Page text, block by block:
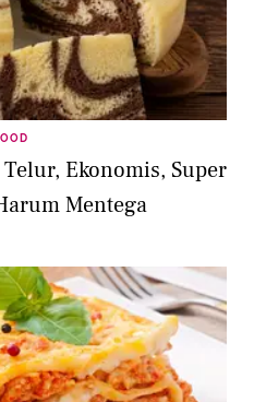
Ekonomis, Super
Mentega